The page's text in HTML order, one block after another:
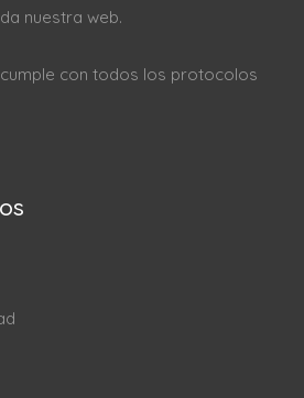
nuestra web.
con todos los protocolos